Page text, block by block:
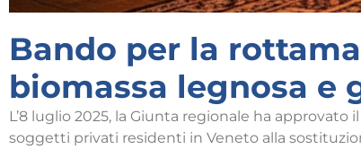
Bando per la
biomassa legnosa e
L’8 luglio 2025, la Giunta regionale ha
soggetti privati residenti in Veneto alla